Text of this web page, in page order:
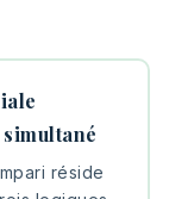
réside